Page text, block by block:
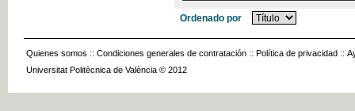
Ordenado por
Quienes somos :: Condiciones generales de contratación :: Política de privacidad ::
Universitat Politècnica de València © 2012